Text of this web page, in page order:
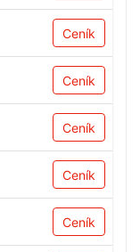
Ceník
Ceník
Ceník
Ceník
Ceník